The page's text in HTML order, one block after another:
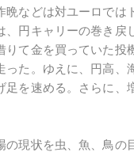
晩などは対ユーロでは
、円キャリーの巻き戻
りて金を買っていた投
った。ゆえに、円高、
足を速める。さらに、
の現状を虫、魚、鳥の